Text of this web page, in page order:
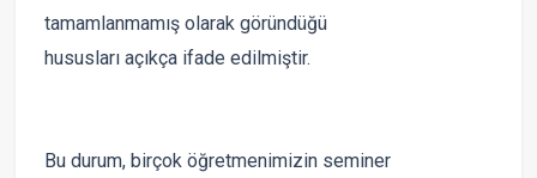
tamamlanmamış olarak göründüğü
hususları açıkça ifade edilmiştir.
Bu durum, birçok öğretmenimizin seminer